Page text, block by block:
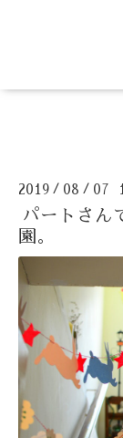
2019 / 08 / 07
パートさん
園。